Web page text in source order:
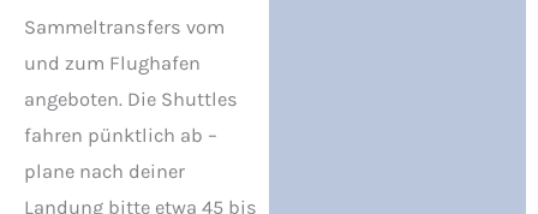
Sammeltransfers vom
und zum Flughafen
angeboten. Die Shuttles
fahren pünktlich ab –
plane nach deiner
Landung bitte etwa 45 bis